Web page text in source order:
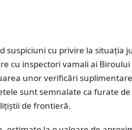
suspiciuni cu privire la situația
cu inspectori vamali ai
unor verificări
sunt semnalate ca furate
de frontieră.